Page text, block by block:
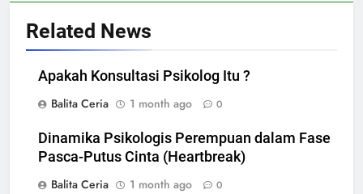
Related News
Apakah Konsultasi Psikolog Itu ?
Balita Ceria
1 month ago 0
Dinamika Psikologis Perempuan dalam Fase
Pasca-Putus Cinta (Heartbreak)
Balita Ceria
1 month ago 0